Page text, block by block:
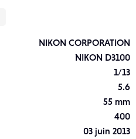
NIKON CORPORATION
NIKON D3100
1/13
5.6
55 mm
400
03 juin 2013